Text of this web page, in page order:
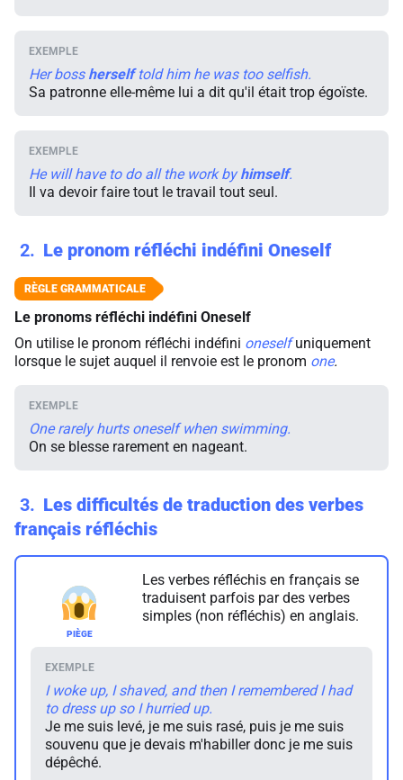
Her boss herselftold him he was too selfish.
Sa patronne elle-même lui a dit qu'il était trop égoïste.
He will have to do all the work byhimself.
Il va devoir faire tout le travail tout seul.
2 Le pronom réfléchi indéfini Oneself
Le pronoms réfléchi indéfini Oneself
On utilise le pronom réfléchi indéfini oneselfuniquement
lorsque le sujet auquel il renvoie est le pronom one.
One rarely hurts oneself when swimming.
On se blesse rarement en nageant.
3
Les difficultés de traduction des verbes
français réfléchis
Les verbes réfléchis en français se
traduisent parfois par des verbes
simples (non réfléchis) en anglais.
I woke up, I shaved, and then I remembered I had
to dress up so I hurried up.
Je me suis levé, je me suis rasé, puis je me suis
souvenu que je devais m'habiller donc je me suis
dépêché.